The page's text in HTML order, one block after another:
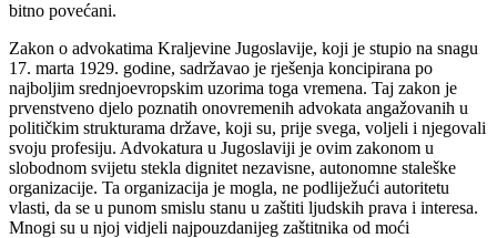
bitno povećani.
Zakon o advokatima Kraljevine Jugoslavije, koji je stupio na snagu
17. marta 1929. godine, sadržavao je rješenja koncipirana po
najboljim srednjoevropskim uzorima toga vremena. Taj zakon je
prvenstveno djelo poznatih onovremenih advokata angažovanih u
političkim strukturama države, koji su, prije svega, voljeli i njegovali
svoju profesiju. Advokatura u Jugoslaviji je ovim zakonom u
slobodnom svijetu stekla dignitet nezavisne, autonomne staleške
organizacije. Ta organizacija je mogla, ne podliježući autoritetu
vlasti, da se u punom smislu stanu u zaštiti ljudskih prava i interesa.
Mnogi su u njoj vidjeli najpouzdanijeg zaštitnika od moći